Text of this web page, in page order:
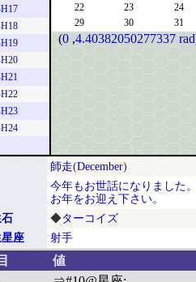
22
23
24
29
30 31
(0 ,4.40382050277337 rad
師走(December)
今年もお世話になりました
お年をお迎え下さい。
◆ターコイズ
座
射手
値